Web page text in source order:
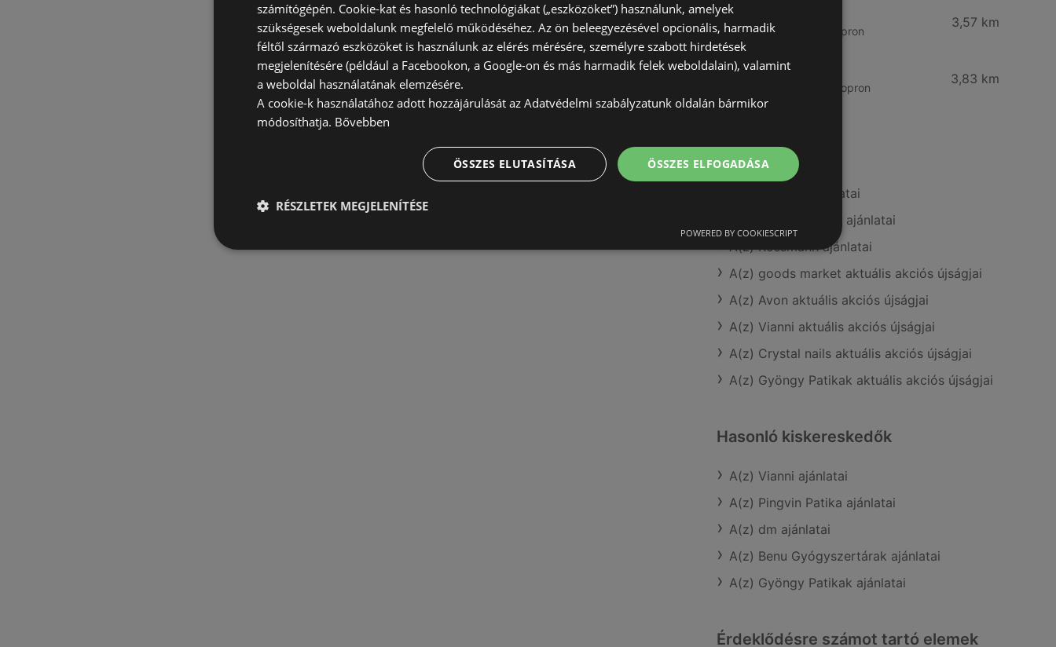
Vianni
Bánfalvi út 14., 9400 Sopron
3,57 km
Rossmann
Bánfalvi út 6-8., 9400 Sopron
3,83 km
További linkek
A(z) Douglas ajánlatai
A(z) Pingvin Patika ajánlatai
A(z) Rossmann ajánlatai
A(z) goods market aktuális akciós újságjai
A(z) Avon aktuális akciós újságjai
A(z) Vianni aktuális akciós újságjai
A(z) Crystal nails aktuális akciós újságjai
A(z) Gyöngy Patikak aktuális akciós újságjai
Hasonló kiskereskedők
A(z) Vianni ajánlatai
A(z) Pingvin Patika ajánlatai
A(z) dm ajánlatai
A(z) Benu Gyógyszertárak ajánlatai
A(z) Gyöngy Patikak ajánlatai
Érdeklődésre számot tartó elemek
számítógépén. Cookie-kat és hasonló technológiákat („eszközöket”) használunk, amelyek
szükségesek weboldalunk megfelelő működéséhez. Az ön beleegyezésével opcionális, harmadik
féltől származó eszközöket is használunk az elérés mérésére, személyre szabott hirdetések
megjelenítésére (például a Facebookon, a Google-on és más harmadik felek weboldalain), valamint
a weboldal használatának elemzésére.
A cookie-k használatához adott hozzájárulását az Adatvédelmi szabályzatunk oldalán bármikor
módosíthatja. Bővebben
ÖSSZES ELFOGADÁSA
ÖSSZES ELUTASÍTÁSA
RÉSZLETEK MEGJELENÍTÉSE
POWERED BY COOKIESCRIPT